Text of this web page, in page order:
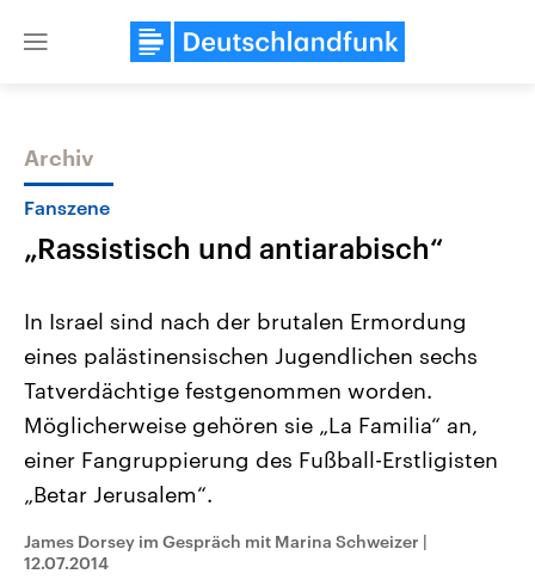
Close
Themen
Landtagswahl Sachsen-Anhalt
2026
Alle Informationen
Sachsen-Anhalt wählt am 6.
September 2026 einen neuen
Landtag. Seit 2021 wird das
Bundesland von einer Koalition aus
CDU, SPD und FDP regiert.-
Umfragen, Prognosen,
USA
Aktuelle Beiträge,
Hintergründe
Wirtschaftlich und
mit großem Einfluss auf
aktuelle Weltgeschehen.
Archiv
Fanszene
„Rassistisch und antiarabisch“
In Israel sind nach der brutalen Ermordung
eines palästinensischen Jugendlichen sechs
Tatverdächtige festgenommen worden.
Möglicherweise gehören sie „La Familia“ an,
einer Fangruppierung des Fußball-Erstligisten
„Betar Jerusalem“.
James Dorsey im Gespräch mit Marina Schweizer |
12.07.2014